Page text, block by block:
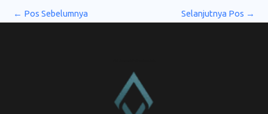
← Pos Sebelumnya Selanjutnya Pos →